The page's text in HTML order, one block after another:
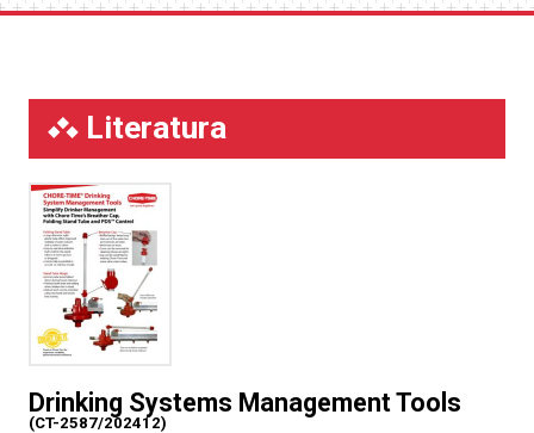
Literatura
Drinking Systems Management Tools
(CT-2587/202412)